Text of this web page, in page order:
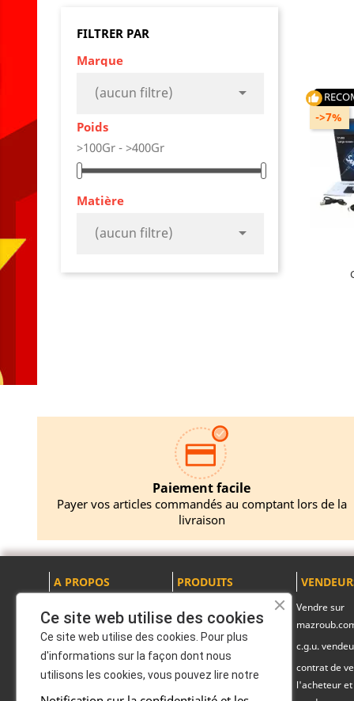
FILTRER PAR
Marque
(aucun filtre) 
Poids
>100Gr - >400Gr
Matière
(aucun filtre) 
thumb_up
->7%
Type
Paiement facile
Payer vos articles commandés au comptant lors de la
livraison
A PROPOS
Politique de
confidentialité
PRODUITS
Pack produits
Marques officiels
mazroub exclusive
Vendre sur
c.g.u.
contrat de
l'acheteur et
Ce site web utilise des cookies
Ce site web utilise des cookies. Pour plus
d'informations sur la façon dont nous
utilisons les cookies, vous pouvez lire notre